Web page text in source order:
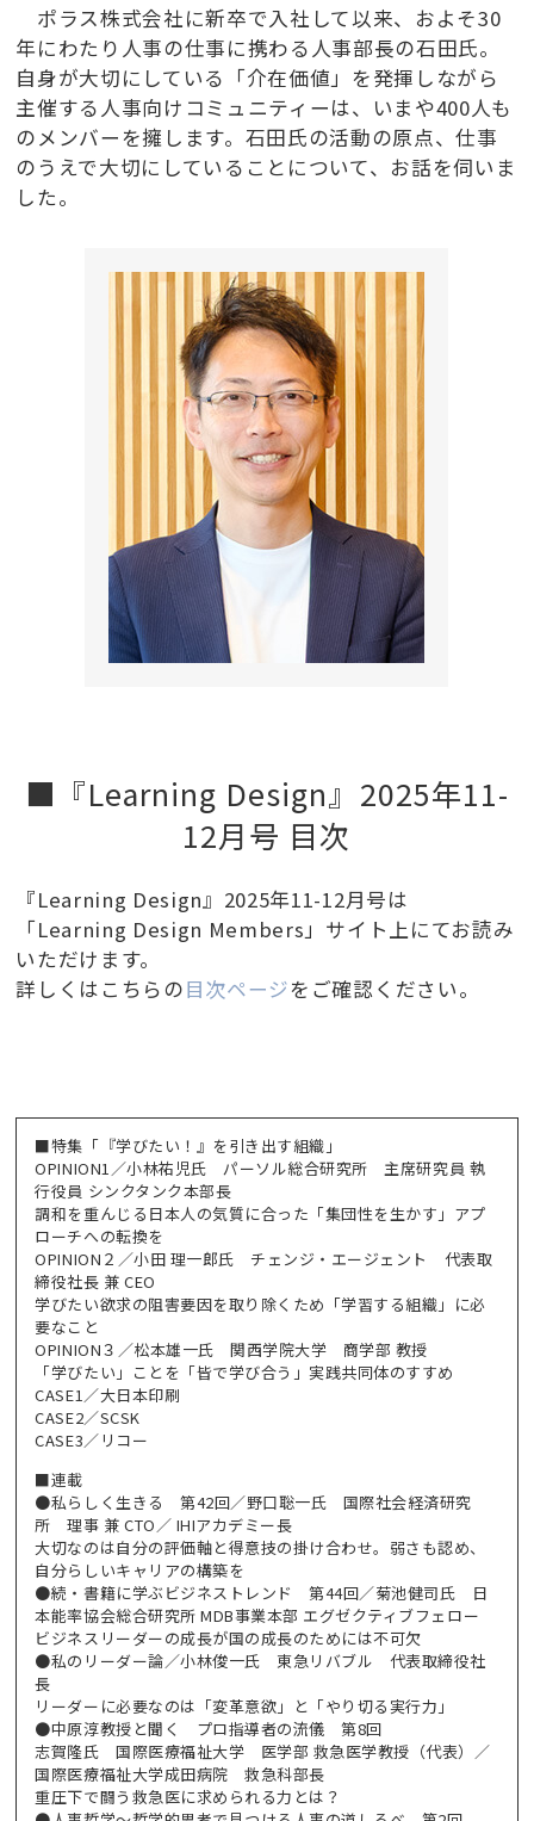
ポラス株式会社に新卒で入社して以来、およそ30
年にわたり人事の仕事に携わる人事部長の石田氏。
自身が大切にしている「介在価値」を発揮しながら
主催する人事向けコミュニティーは、いまや400人も
のメンバーを擁します。石田氏の活動の原点、仕事
のうえで大切にしていることについて、お話を伺いま
した。
■『Learning Design』2025年11-
12月号 目次
『Learning Design』2025年11-12月号は
「Learning Design Members」サイト上にてお読み
いただけます。
詳しくはこちらの目次ページをご確認ください。
■特集「『学びたい！』を引き出す組織」
OPINION1／小林祐児氏 パーソル総合研究所 主席研究員 執
行役員 シンクタンク本部長
調和を重んじる日本人の気質に合った「集団性を生かす」アプ
ローチへの転換を
OPINION２／小田 理一郎氏 チェンジ・エージェント 代表取
締役社長 兼 CEO
学びたい欲求の阻害要因を取り除くため「学習する組織」に必
要なこと
OPINION３／松本雄一氏 関西学院大学 商学部 教授
「学びたい」ことを「皆で学び合う」実践共同体のすすめ
CASE1／大日本印刷
CASE2／SCSK
CASE3／リコー
■連載
●私らしく生きる 第42回／野口聡一氏 国際社会経済研究
所 理事 兼 CTO／ IHIアカデミー長
大切なのは自分の評価軸と得意技の掛け合わせ。弱さも認め、
自分らしいキャリアの構築を
●続・書籍に学ぶビジネストレンド 第44回／菊池健司氏 日
本能率協会総合研究所 MDB事業本部 エグゼクティブフェロー
ビジネスリーダーの成長が国の成長のためには不可欠
●私のリーダー論／小林俊一氏 東急リバブル 代表取締役社
長
リーダーに必要なのは「変革意欲」と「やり切る実行力」
●中原淳教授と聞く プロ指導者の流儀 第8回
志賀隆氏 国際医療福祉大学 医学部 救急医学教授（代表）／
国際医療福祉大学成田病院 救急科部長
重圧下で闘う救急医に求められる力とは？